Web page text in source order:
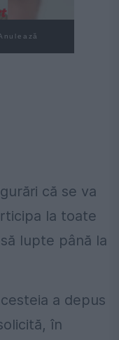
că se va
la toate
lupte până la
a depus
în